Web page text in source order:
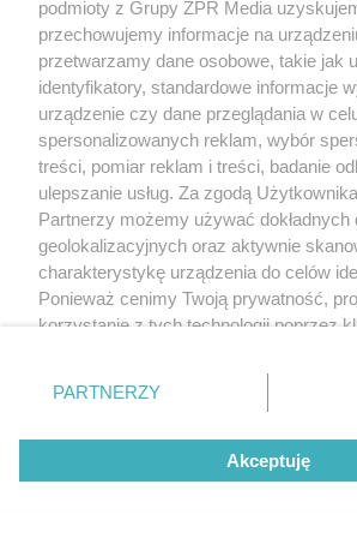
europejskiego
Polsce nosi je
kobiety
Zwilż kartkę i połóż na
Żadna mucha nie wleci
domu
podmioty z Grupy ZPR Media
przechowujemy informacje na
przetwarzamy dane osobowe, takie jak
identyfikatory, standardowe informacje
urządzenie czy dane przeglądania w
spersonalizowanych reklam, wybór
treści, pomiar reklam i treści, badanie
ulepszanie usług. Za zgodą
Partnerzy możemy używać dokładnych
geolokalizacyjnych oraz aktywnie
charakterystykę urządzenia do celów
Ponieważ cenimy Twoją prywatność,
korzystanie z tych technologii poprzez
zmienić/wycofać klikając przycisk
znajdujący się w lewym dolnym rogu
rodzaje przetwarzania danych nie
użytkownika, ale masz prawo
przetwarzaniu. Preferencje będą miały
PARTNERZY
Akceptuję